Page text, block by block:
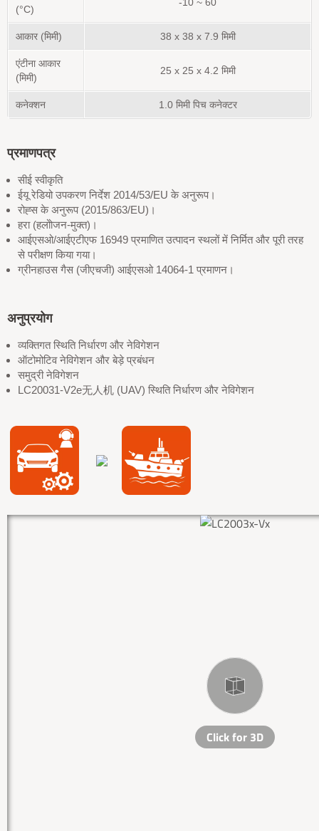
(°C)
आकार (मिमी) 38 x 38 x 7.9 मिमी
एंटीना आकार
(मिमी)
25 x 25 x 4.2 मिमी
कनेक्शन 1.0 मिमी पिच कनेक्टर
प्रमाणपत्र
सीई स्वीकृति
ईयू रेडियो उपकरण निर्देश 2014/53/EU के अनुरूप।
रोह्स के अनुरूप (2015/863/EU)।
हरा (हलोोजन-मुक्त)।
आईएसओ/आईएटीएफ 16949 प्रमाणित उत्पादन स्थलों में निर्मित और पूरी तरह
से परीक्षण किया गया।
ग्रीनहाउस गैस (जीएचजी) आईएसओ 14064-1 प्रमाणन।
अनुप्रयोग
व्यक्तिगत स्थिति निर्धारण और नेविगेशन
ऑटोमोटिव नेविगेशन और बेड़े प्रबंधन
समुद्री नेविगेशन
LC20031-V2e无人机 (UAV) स्थिति निर्धारण और नेविगेशन